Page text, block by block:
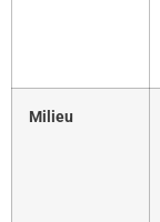
Milieu